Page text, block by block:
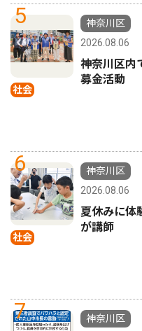
5
社会
神奈川区
2026.08.06
神奈川区内
募金活動
6
社会
神奈川区
2026.08.06
夏休みに
が講師
7
神奈川区